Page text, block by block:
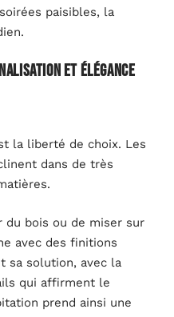
paisibles, la
et élégance
la liberté de choix. Les
dans de très
du bois ou de miser sur
avec des finitions
sa solution, avec la
qui affirment le
prend ainsi une